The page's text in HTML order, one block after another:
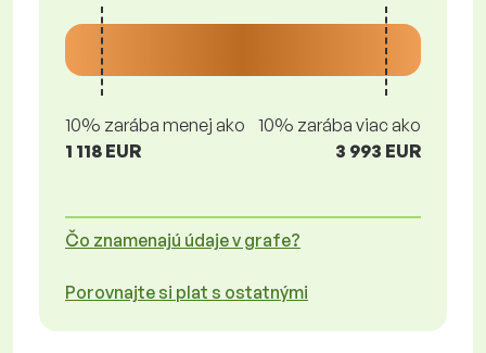
10% zarába menej ako
1 118 EUR
10% zarába viac ako
3 993 EUR
Čo znamenajú údaje v grafe?
Porovnajte si plat s ostatnými